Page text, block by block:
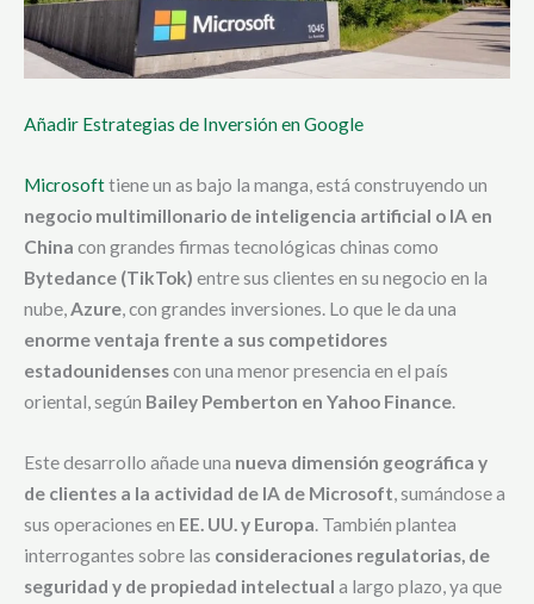
Añadir Estrategias de Inversión en Google
Microsofttiene un as bajo la manga, está construyendo un
negocio multimillonario de inteligencia artificial o IA en
China con grandes firmas tecnológicas chinas como
Bytedance (TikTok) entre sus clientes en su negocio en la
nube,Azure, con grandes inversiones. Lo que le da una
enorme ventaja frente a sus competidores
estadounidensescon una menor presencia en el país
oriental, según Bailey Pemberton en Yahoo Finance.
Este desarrollo añade una nueva dimensión geográfica y
de clientes a la actividad de IA de Microsoft , sumándose a
sus operaciones en EE. UU. y Europa . También plantea
interrogantes sobre las consideraciones regulatorias, de
seguridad y de propiedad intelectual a largo plazo, ya que